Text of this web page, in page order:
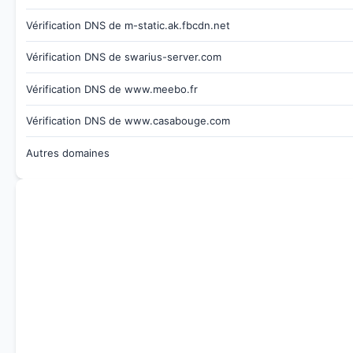
Vérification DNS de m-static.ak.fbcdn.net
Vérification DNS de swarius-server.com
Vérification DNS de www.meebo.fr
Vérification DNS de www.casabouge.com
Autres domaines